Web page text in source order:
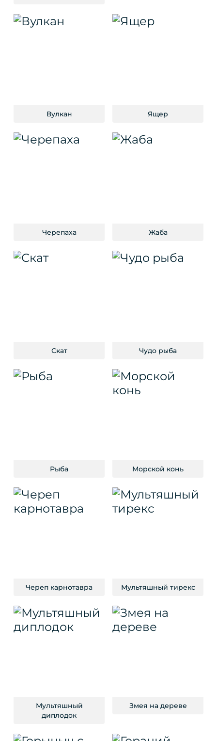
Вулкан Ящер
Черепаха Жаба
Скат Чудо рыба
Рыба Морской конь
Череп карнотавра Мультяшный тирекс
Мультяшный
диплодок
Змея на дереве